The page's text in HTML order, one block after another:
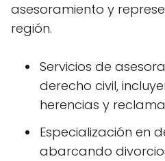
asesoramiento y
región.
Servicios de
derecho civil,
herencias y
Especialización en
abarcando